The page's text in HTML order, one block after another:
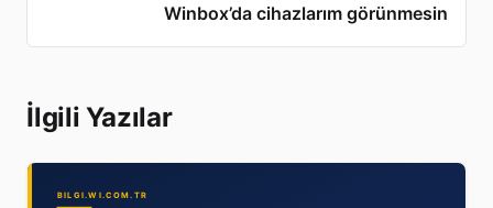
Winbox’da cihazlarım görünmesin
İlgili Yazılar